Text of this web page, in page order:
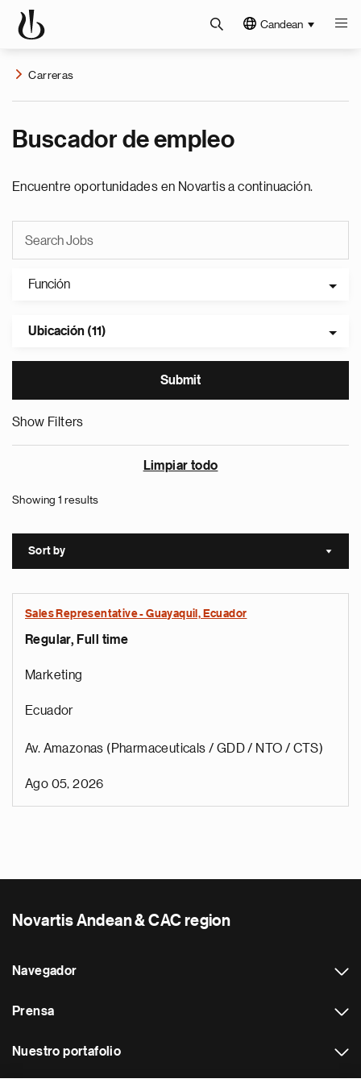
Candean
Carreras
Buscador de empleo
Encuentre oportunidades en Novartis a continuación.
Función
Ubicación (11)
Show Filters
Limpiar todo
Showing 1 results
Sort by Sort
Sales Representative - Guayaquil, Ecuador
Regular, Full time
Marketing
Ecuador
Av. Amazonas (Pharmaceuticals / GDD / NTO / CTS)
Ago 05, 2026
Novartis Andean & CAC region
Navegador
Prensa
Nuestro portafolio